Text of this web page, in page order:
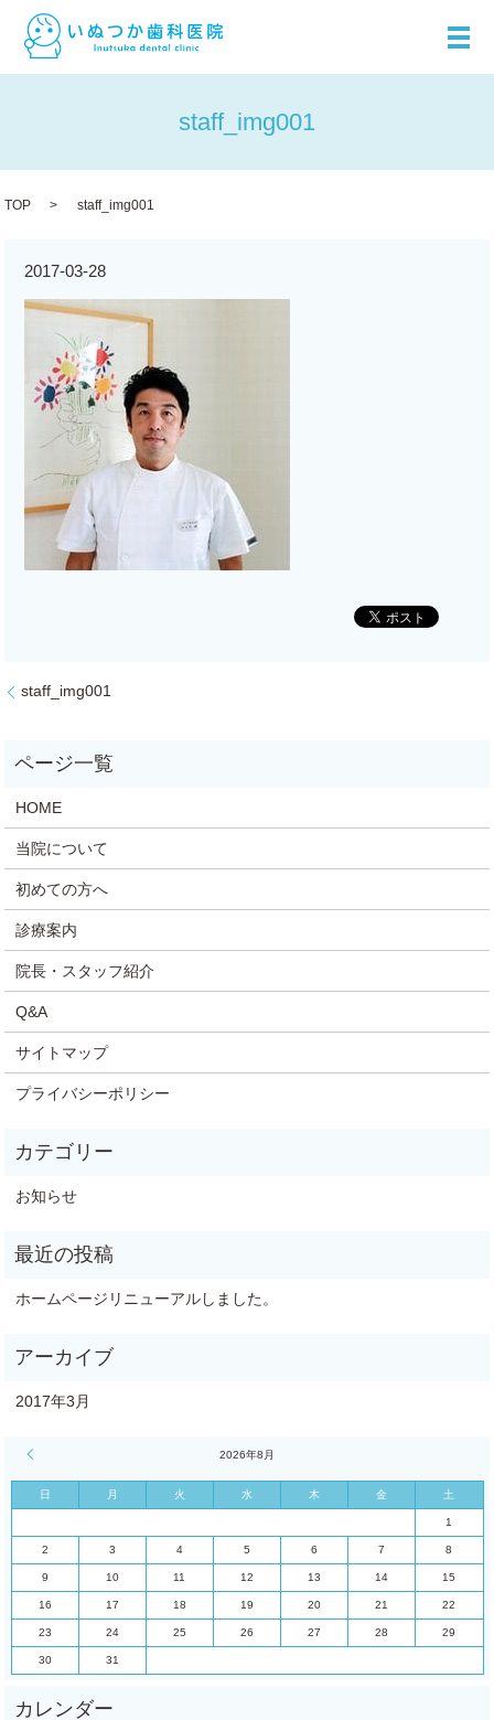
メ
staff_img001
TOP staff_img001
2017-03-28
staff_img001
HOME
当院について
初めての方へ
診療案内
院長・スタッフ紹介
Q&A
サイトマップ
プライバシーポリシー
お知らせ
ホームページリニューアルしました。
2017年3月
2026年8月
日 月 火 水 木 金 土
1
2 3 4 5 6 7 8
9 10 11 12 13 14 15
16 17 18 19 20 21 22
23 24 25 26 27 28 29
30 31